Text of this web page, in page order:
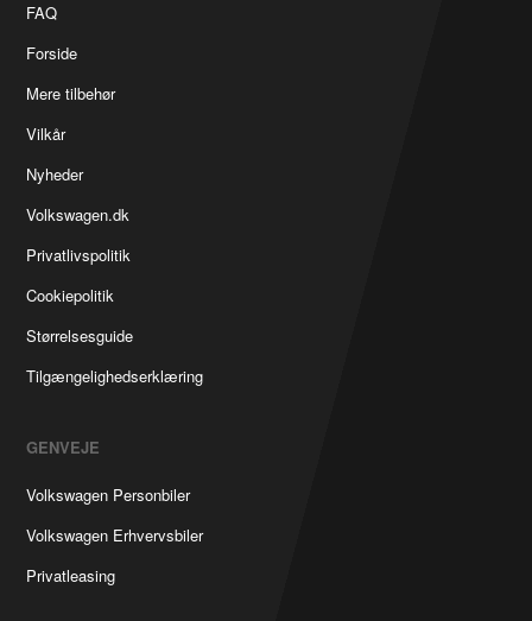
FAQ
Forside
Mere tilbehør
Vilkår
Nyheder
Volkswagen.dk
Privatlivspolitik
Cookiepolitik
Størrelsesguide
Tilgængelighedserklæring
GENVEJE
Volkswagen Personbiler
Volkswagen Erhvervsbiler
Privatleasing